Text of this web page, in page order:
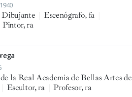
Dibujante Escenógrafo, fa
Pintor, ra
la Real Academia de Bellas Artes de
Escultor, ra Profesor, ra